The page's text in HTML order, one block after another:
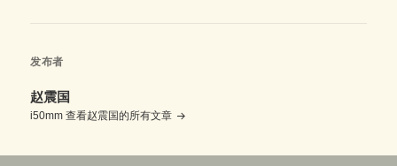
发布者
赵震国
i50mm查看赵震国的所有文章